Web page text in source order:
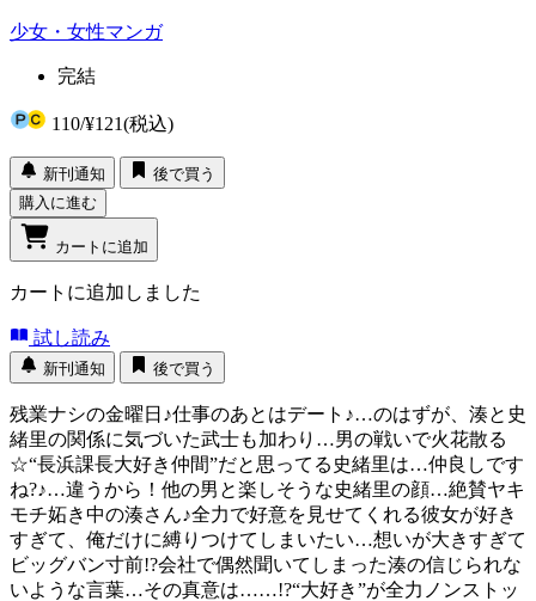
少女・女性マンガ
完結
110/¥121(税込)
新刊通知
後で買う
購入に進む
カートに追加
カートに追加しました
試し読み
新刊通知 後で買う
残業ナシの金曜日♪仕事のあとはデート♪…のはずが、湊と史
緒里の関係に気づいた武士も加わり…男の戦いで火花散る
☆“長浜課長大好き仲間”だと思ってる史緒里は…仲良しです
ね?♪…違うから！他の男と楽しそうな史緒里の顔…絶賛ヤキ
モチ妬き中の湊さん♪全力で好意を見せてくれる彼女が好き
すぎて、俺だけに縛りつけてしまいたい…想いが大きすぎて
ビッグバン寸前!?会社で偶然聞いてしまった湊の信じられな
いような言葉…その真意は……!?“大好き”が全力ノンストッ